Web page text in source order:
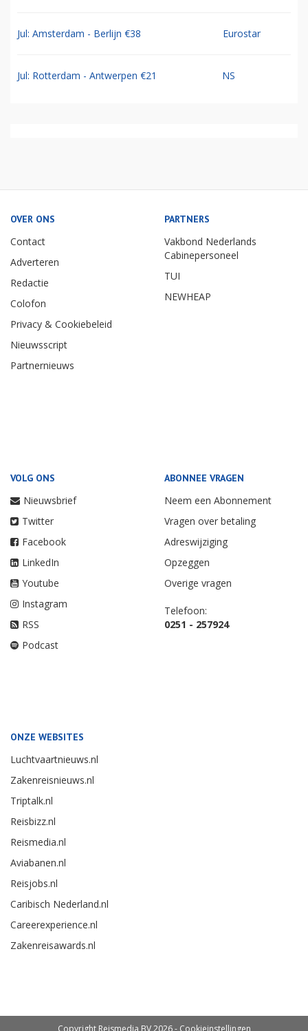
Jul: Amsterdam - Berlijn €38 Eurostar
Jul: Rotterdam - Antwerpen €21 NS
OVER ONS
Contact
Adverteren
Redactie
Colofon
Privacy & Cookiebeleid
Nieuwsscript
Partnernieuws
PARTNERS
Vakbond Nederlands
Cabinepersoneel
TUI
NEWHEAP
VOLG ONS
Nieuwsbrief
Twitter
Facebook
LinkedIn
Youtube
Instagram
RSS
Podcast
ABONNEE VRAGEN
Neem een Abonnement
Vragen over betaling
Adreswijziging
Opzeggen
Overige vragen
Telefoon:
0251 - 257924
ONZE WEBSITES
Luchtvaartnieuws.nl
Zakenreisnieuws.nl
Triptalk.nl
Reisbizz.nl
Reismedia.nl
Aviabanen.nl
Reisjobs.nl
Caribisch Nederland.nl
Careerexperience.nl
Zakenreisawards.nl